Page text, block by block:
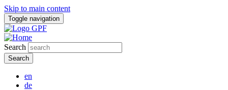
Skip to main content
Toggle navigation
Search
en
de